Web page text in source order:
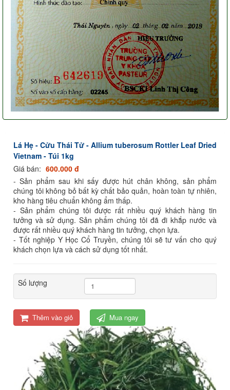
Lá Hẹ - Cửu Thái Tử - Allium tuberosum Rottler Leaf Dried
Vietnam - Túi 1kg
Giá bán: 600.000 đ
- Sản phẩm sau khi sấy được hút chân không, sản phẩm
chúng tôi không bỏ bất kỳ chất bảo quản, hoàn toàn tự nhiên,
kho hàng tiêu chuẩn không ẩm thấp.
- Sản phẩm chúng tôi được rất nhiều quý khách hàng tin
tưởng và sử dụng. Sản phẩm chúng tôi đã đi khắp nước và
được rất nhiều quý khách hàng tin tưởng, chọn lựa.
- Tốt nghiệp Y Học Cổ Truyền, chúng tôi sẽ tư vấn cho quý
khách chọn lựa và cách sử dụng tốt nhất.
Số lượng
Thêm vào giỏ Mua ngay